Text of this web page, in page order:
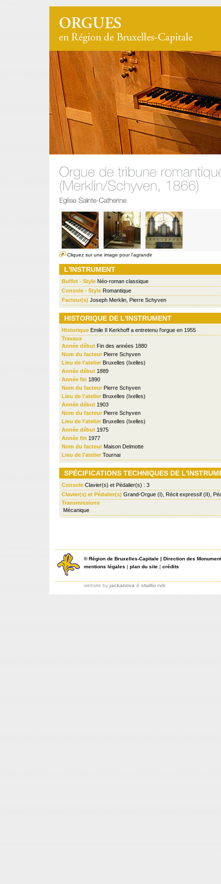
Cliquez sur une image pour l'agrandir
L'INSTRUMENT
Buffet - Style Néo-roman classique
Console - Style Romantique
Facteur(s) Joseph Merklin, Pierre Schyven
HISTORIQUE DE L'INSTRUMENT
Historique Emile II Kerkhoff a entretenu l'orgue en 1955
Travaux
Année début Fin des années 1880
Nom du facteur Pierre Schyven
Lieu de l'atelier Bruxelles (Ixelles)
Année début 1889
Année fin 1890
Nom du facteur Pierre Schyven
Lieu de l'atelier Bruxelles (Ixelles)
Année début 1903
Nom du facteur Pierre Schyven
Lieu de l'atelier Bruxelles (Ixelles)
Année début 1975
Année fin 1977
Nom du facteur Maison Delmotte
Lieu de l'atelier Tournai
SPÉCIFICATIONS TECHNIQUES DE
Console Clavier(s) et Pédalier(s) : 3
Clavier(s) et Pédalier(s) Grand-Orgue (I), Récit expressif (II),
Transmissions
Mécanique
©Région de Bruxelles-Capitale | Direction des
mentions légales | plan du site | crédits
website by jackanova & studio rvb